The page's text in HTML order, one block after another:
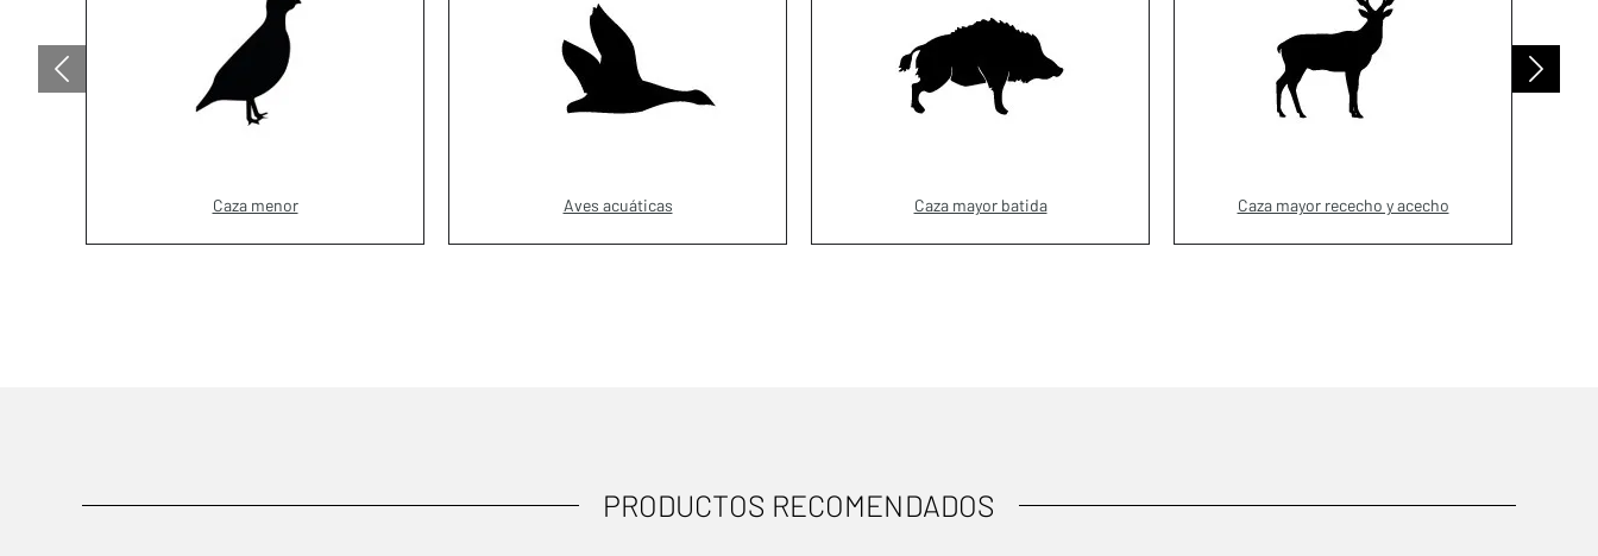
Caza menor Aves acuáticas Caza mayor batida Caza mayor rececho y acecho
PRODUCTOS RECOMENDADOS